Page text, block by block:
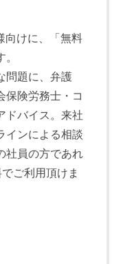
向けに、「無料
問題に、弁護
保険労務士・コ
ドバイス。来社
インによる相談
社員の方であれ
ご利用頂けま